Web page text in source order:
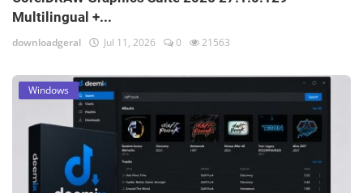
Multilingual +...
downloadgeral Jul 11, 2026 0 21563
Windows